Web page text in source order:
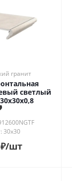
гранит
светлый
30x30
/шт